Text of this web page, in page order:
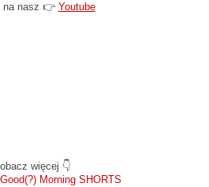
na nasz 👉 Youtube
więcej 👇
Morning SHORTS